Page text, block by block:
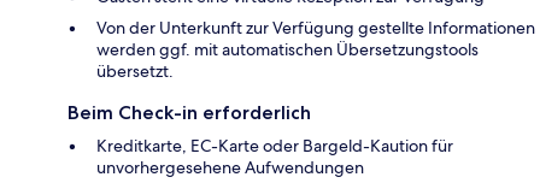
Von der Unterkunft zur Verfügung gestellte Informationen
werden ggf. mit automatischen Übersetzungstools
übersetzt.
Beim Check-in erforderlich
Kreditkarte, EC-Karte oder Bargeld-Kaution für
unvorhergesehene Aufwendungen